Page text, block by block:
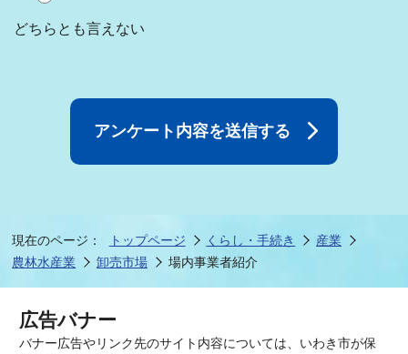
どちらとも言えない
現在のページ： トップページ くらし・手続き
産業
農林水産業
卸売市場 場内事業者紹介
広告バナー
バナー広告やリンク先のサイト内容については、いわき市が保